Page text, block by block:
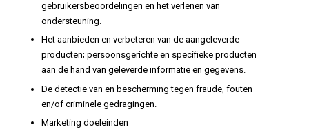
gebruikersbeoordelingen en het verlenen van
ondersteuning.
Het aanbieden en verbeteren van de aangeleverde
producten; persoonsgerichte en specifieke producten
aan de hand van geleverde informatie en gegevens.
De detectie van en bescherming tegen fraude, fouten
en/of criminele gedragingen.
Marketing doeleinden